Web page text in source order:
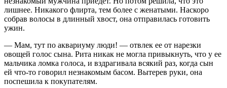
лишнее. Никакого флирта, тем более с женатыми. Наскоро
собрав волосы в длинный хвост, она отправилась готовить
ужин.
— Мам, тут по аквариуму люди! — отвлек ее от нарезки
овощей голос сына. Рита никак не могла привыкнуть, что у ее
мальчика ломка голоса, и вздрагивала всякий раз, когда сын
ей что-то говорил незнакомым басом. Вытерев руки, она
поспешила к покупателям.